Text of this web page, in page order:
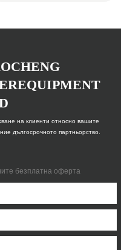
на клиенти относно вашите
дългосрочното партньорство.
безплатна оферта